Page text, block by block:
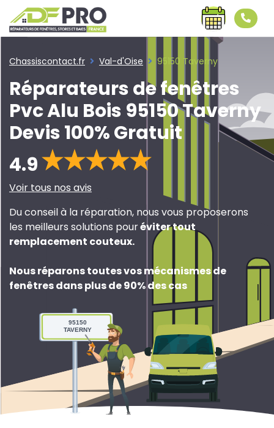
Chassiscontact.fr Val-d'Oise 95150 Taverny
Réparateurs de fenêtres
Pvc Alu Bois 95150 Taverny
Devis 100% Gratuit
4.9
Voir tous nos avis
Du conseil à la réparation, nous vous proposerons
les meilleurs solutions pouréviter tout
remplacement couteux.
Nous réparons toutes vos mécanismes de
fenêtres dans plus de 90% des cas
95150
TAVERNY